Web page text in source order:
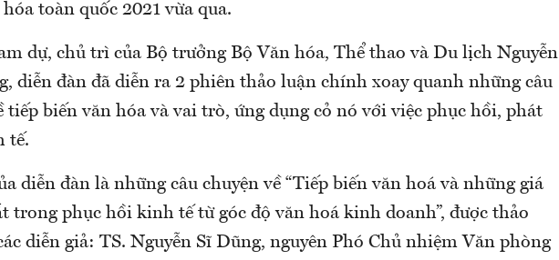
toàn quốc 2021 vừa qua.
dự, chủ trì của Bộ trưởng Bộ Văn hóa, Thể thao và Du lịch Nguyễn
diễn đàn đã diễn ra 2 phiên thảo luận chính xoay quanh những câu
tiếp biến văn hóa và vai trò, ứng dụng cỏ nó với việc phục hồi, phát
tế.
diễn đàn là những câu chuyện về “Tiếp biến văn hoá và những giá
trong phục hồi kinh tế từ góc độ văn hoá kinh doanh”, được thảo
diễn giả: TS. Nguyễn Sĩ Dũng, nguyên Phó Chủ nhiệm Văn phòng